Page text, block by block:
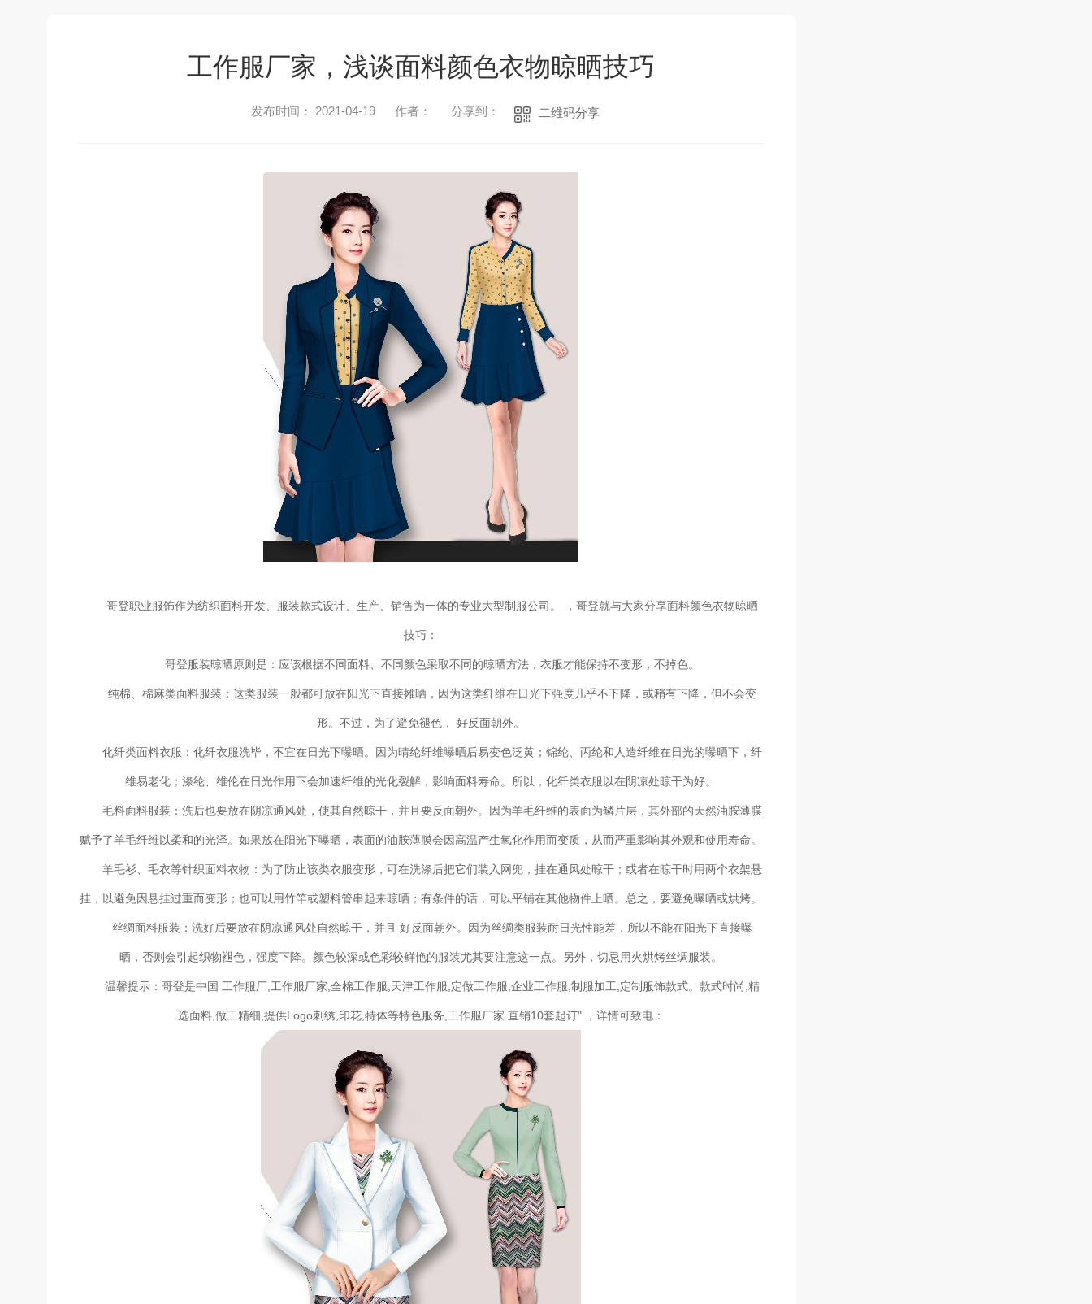
2
工作服厂家，浅谈面料颜色衣物晾晒技巧
发布时间： 2021-04-19 作者： 分享到： 二维码分享
哥登职业服饰作为纺织面料开发、服装款式设计、生产、销售为一体的专业大型制服公司。 ，哥登就与大家分享面料颜色衣物晾晒
技巧：
哥登服装晾晒原则是：应该根据不同面料、不同颜色采取不同的晾晒方法，衣服才能保持不变形，不掉色。
纯棉、棉麻类面料服装：这类服装一般都可放在阳光下直接摊晒，因为这类纤维在日光下强度几乎不下降，或稍有下降，但不会变
形。不过，为了避免褪色， 好反面朝外。
化纤类面料衣服：化纤衣服洗毕，不宜在日光下曝晒。因为晴纶纤维曝晒后易变色泛黄；锦纶、丙纶和人造纤维在日光的曝晒下，纤
维易老化；涤纶、维伦在日光作用下会加速纤维的光化裂解，影响面料寿命。所以，化纤类衣服以在阴凉处晾干为好。
毛料面料服装：洗后也要放在阴凉通风处，使其自然晾干，并且要反面朝外。因为羊毛纤维的表面为鳞片层，其外部的天然油胺薄膜
赋予了羊毛纤维以柔和的光泽。如果放在阳光下曝晒，表面的油胺薄膜会因高温产生氧化作用而变质，从而严重影响其外观和使用寿命。
羊毛衫、毛衣等针织面料衣物：为了防止该类衣服变形，可在洗涤后把它们装入网兜，挂在通风处晾干；或者在晾干时用两个衣架悬
挂，以避免因悬挂过重而变形；也可以用竹竿或塑料管串起来晾晒；有条件的话，可以平铺在其他物件上晒。总之，要避免曝晒或烘烤。
丝绸面料服装：洗好后要放在阴凉通风处自然晾干，并且 好反面朝外。因为丝绸类服装耐日光性能差，所以不能在阳光下直接曝
晒，否则会引起织物褪色，强度下降。颜色较深或色彩较鲜艳的服装尤其要注意这一点。另外，切忌用火烘烤丝绸服装。
温馨提示：哥登是中国 工作服厂,工作服厂家,全棉工作服,天津工作服,定做工作服,企业工作服,制服加工,定制服饰款式。款式时尚,精
选面料,做工精细,提供Logo刺绣,印花,特体等特色服务,工作服厂家 直销10套起订" ，详情可致电：